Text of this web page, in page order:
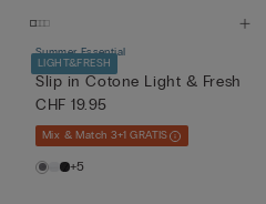
LIGHT&FRESH
Summer Essential
Slip in Cotone Light & Fresh
CHF 19.95
Mix & Match 3+1 GRATIS
+5